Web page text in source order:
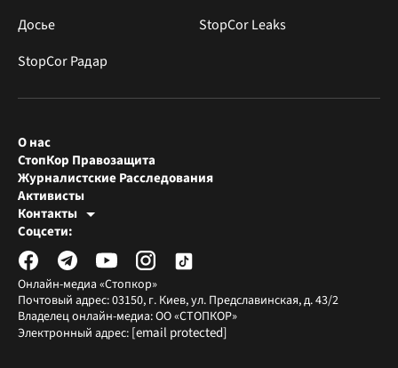
Досье
StopCor Leaks
StopCor Радар
Онлайн-медиа «Стопкор»
Почтовый адрес: 03150, г. Киев, ул. Предславинская, д. 43/2
Владелец онлайн-медиа: ОО «СТОПКОР»
Электронный адрес: [email protected]
О нас
СтопКор Правозащита
Журналистские Расследования
Активисты
Контакты
Редакция СтопКора
Журналисты-расследователи
Соцсети: